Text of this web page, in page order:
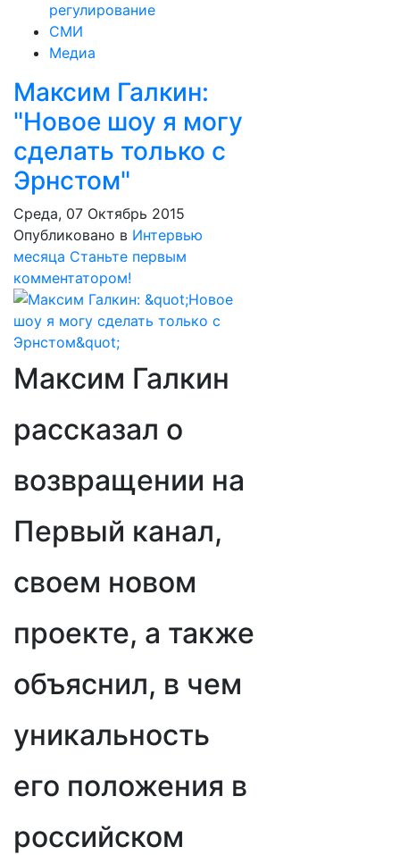
регулирование
СМИ
Медиа
Максим Галкин:
"Новое шоу я могу
сделать только с
Эрнстом"
Среда, 07 Октябрь 2015
Опубликовано в Интервью
месяца Станьте первым
комментатором!
Максим Галкин
рассказал о
возвращении на
Первый канал,
своем новом
проекте, а также
объяснил, в чем
уникальность
его положения в
российском